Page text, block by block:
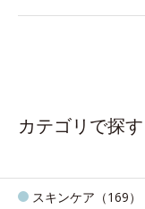
カテゴリで探す
スキンケア（169）